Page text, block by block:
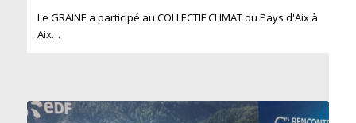
Le GRAINE a participé au COLLECTIF CLIMAT du Pays d'Aix à
Aix…